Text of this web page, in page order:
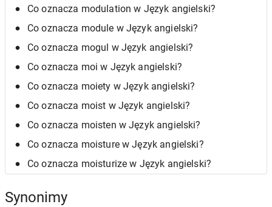
Co oznacza modulation w Język angielski?
Co oznacza module w Język angielski?
Co oznacza mogul w Język angielski?
Co oznacza moi w Język angielski?
Co oznacza moiety w Język angielski?
Co oznacza moist w Język angielski?
Co oznacza moisten w Język angielski?
Co oznacza moisture w Język angielski?
Co oznacza moisturize w Język angielski?
Synonimy